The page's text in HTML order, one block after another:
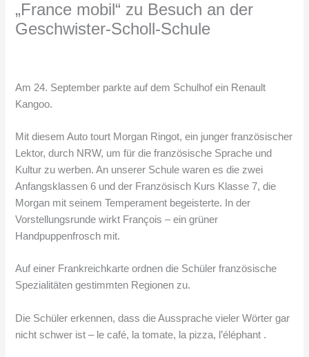
„France mobil“ zu Besuch an der
Geschwister-Scholl-Schule
Am 24. September parkte auf dem Schulhof ein Renault
Kangoo.
Mit diesem Auto tourt Morgan Ringot, ein junger französischer
Lektor, durch NRW, um für die französische Sprache und
Kultur zu werben. An unserer Schule waren es die zwei
Anfangsklassen 6 und der Französisch Kurs Klasse 7, die
Morgan mit seinem Temperament begeisterte. In der
Vorstellungsrunde wirkt François – ein grüner
Handpuppenfrosch mit.
Auf einer Frankreichkarte ordnen die Schüler französische
Spezialitäten gestimmten Regionen zu.
Die Schüler erkennen, dass die Aussprache vieler Wörter gar
nicht schwer ist – le café, la tomate, la pizza, l’éléphant .